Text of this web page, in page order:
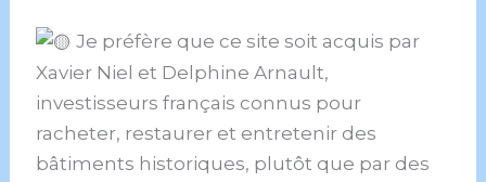
Je préfère que ce site soit acquis par
Xavier Niel et Delphine Arnault,
investisseurs français connus pour
racheter, restaurer et entretenir des
bâtiments historiques, plutôt que par des